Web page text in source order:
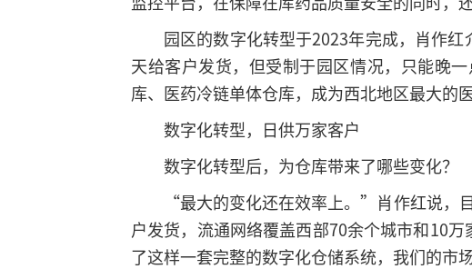
园区的数字化转型于2023年完成，肖作
天给客户发货，但受制于园区情况，只能晚
库、医药冷链单体仓库，成为西北地区最大的
数字化转型，日供万家客户
数字化转型后，为仓库带来了哪些变化？
“最大的变化还在效率上。”肖作红说，
户发货，流通网络覆盖西部70余个城市和10
了这样一套完整的数字化仓储系统，我们的市